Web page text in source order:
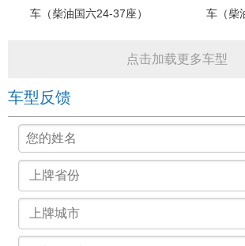
车（柴油国六24-37座）
车（柴
点击加载更多车型
车型反馈